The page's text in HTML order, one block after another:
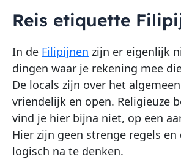
Reis etiquette
In de Filipijnen zijn er eigenlijk
dingen waar je rekening mee
De locals zijn over het
vriendelijk en open. Religieuze
vind je hier bijna niet, op een
Hier zijn geen strenge regels
logisch na te denken.